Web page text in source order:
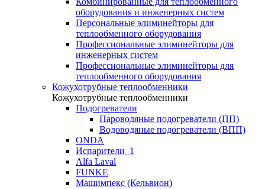
оборудования и инженерных систем
Персональные элиминейторы для
теплообменного оборудования
Профессиональные элиминейторы для
инженерных систем
Профессиональные элиминейторы для
теплообменного оборудования
Кожухотрубные теплообменники
Кожухотрубные теплообменники
Подогреватели
Пароводяные подогреватели (ПП)
Водоводяные подогреватели (ВПП)
ONDA
Испарители_1
Alfa Laval
FUNKE
Машимпекс (Кельвион)